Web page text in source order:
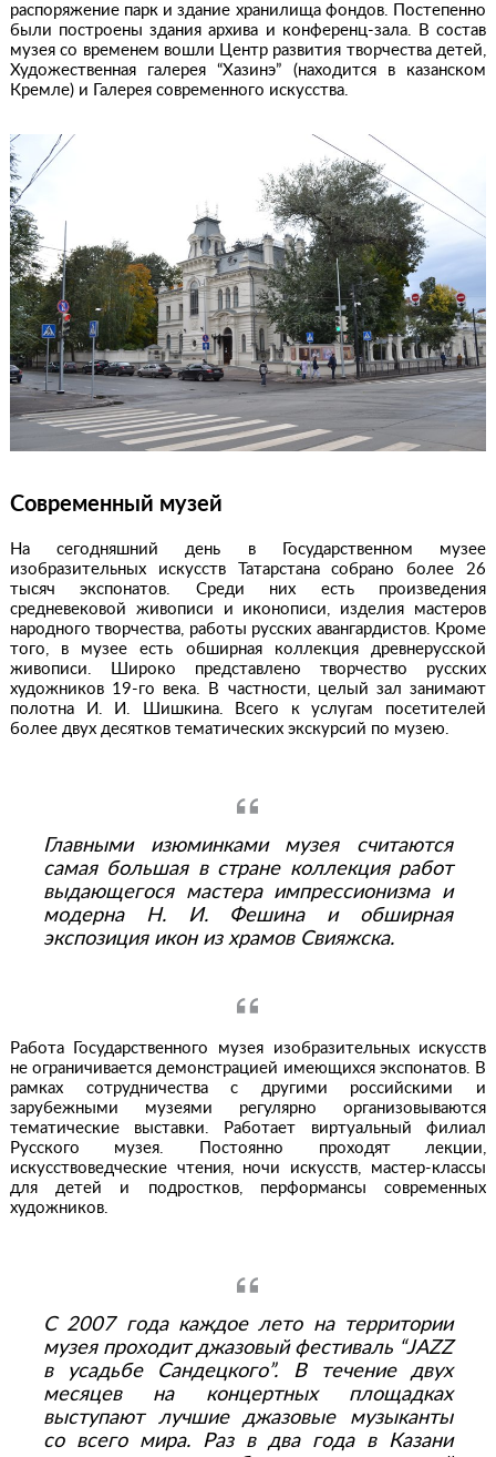
распоряжение парк и здание хранилища фондов. Постепенно
были построены здания архива и конференц-зала. В состав
музея со временем вошли Центр развития творчества детей,
Художественная галерея “Хазинэ” (находится в казанском
Кремле) и Галерея современного искусства.
Современный музей
На сегодняшний день в Государственном музее
изобразительных искусств Татарстана собрано более 26
тысяч экспонатов. Среди них есть произведения
средневековой живописи и иконописи, изделия мастеров
народного творчества, работы русских авангардистов. Кроме
того, в музее есть обширная коллекция древнерусской
живописи. Широко представлено творчество русских
художников 19-го века. В частности, целый зал занимают
полотна И. И. Шишкина. Всего к услугам посетителей
более двух десятков тематических экскурсий по музею.
Главными изюминками музея считаются
самая большая в стране коллекция работ
выдающегося мастера импрессионизма и
модерна Н. И. Фешина и обширная
экспозиция икон из храмов Свияжска.
Работа Государственного музея изобразительных искусств
не ограничивается демонстрацией имеющихся экспонатов. В
рамках сотрудничества с другими российскими и
зарубежными музеями регулярно организовываются
тематические выставки. Работает виртуальный филиал
Русского музея. Постоянно проходят лекции,
искусствоведческие чтения, ночи искусств, мастер-классы
для детей и подростков, перформансы современных
художников.
С 2007 года каждое лето на территории
музея проходит джазовый фестиваль “JAZZ
в усадьбе Сандецкого”. В течение двух
месяцев на концертных площадках
выступают лучшие джазовые музыканты
со всего мира. Раз в два года в Казани